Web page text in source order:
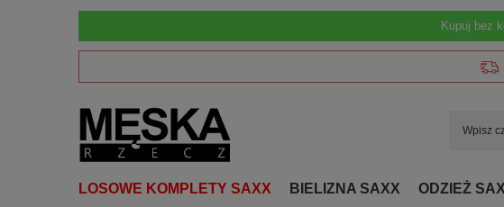
Kupuj bez
LOSOWE KOMPLETY SAXX BIELIZNA SAXX ODZIEŻ